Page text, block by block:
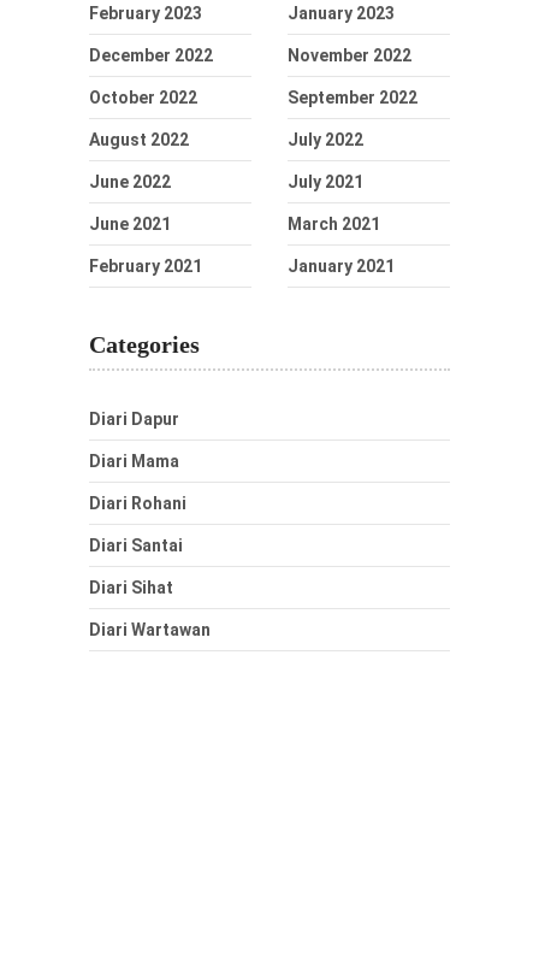
February 2023 January 2023
December 2022 November 2022
October 2022 September 2022
August 2022 July 2022
June 2022 July 2021
June 2021 March 2021
February 2021 January 2021
Categories
Diari Dapur
Diari Mama
Diari Rohani
Diari Santai
Diari Sihat
Diari Wartawan